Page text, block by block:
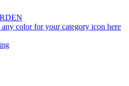
color for your category icon here